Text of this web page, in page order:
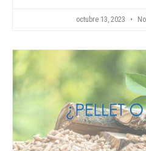
octubre 13, 2023